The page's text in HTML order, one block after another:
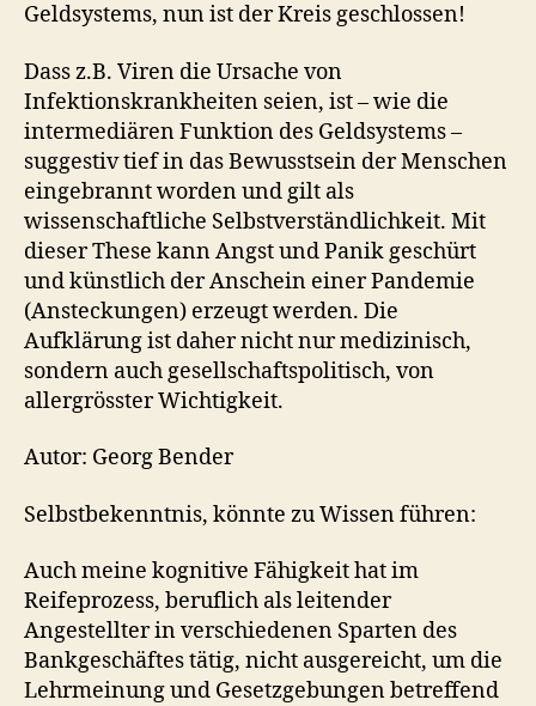
Geldsystems, nun ist der Kreis geschlossen!
Dass z.B. Viren die Ursache von
Infektionskrankheiten seien, ist – wie die
intermediären Funktion des Geldsystems –
suggestiv tief in das Bewusstsein der Menschen
eingebrannt worden und gilt als
wissenschaftliche Selbstverständlichkeit. Mit
dieser These kann Angst und Panik geschürt
und künstlich der Anschein einer Pandemie
(Ansteckungen) erzeugt werden. Die
Aufklärung ist daher nicht nur medizinisch,
sondern auch gesellschaftspolitisch, von
allergrösster Wichtigkeit.
Autor: Georg Bender
Selbstbekenntnis, könnte zu Wissen führen:
Auch meine kognitive Fähigkeit hat im
Reifeprozess, beruflich als leitender
Angestellter in verschiedenen Sparten des
Bankgeschäftes tätig, nicht ausgereicht, um die
Lehrmeinung und Gesetzgebungen betreffend